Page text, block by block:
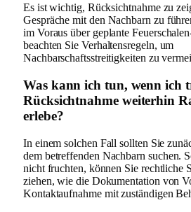
Es ist wichtig, Rücksichtnahme zu
Gespräche mit den Nachbarn zu
im Voraus über geplante
beachten Sie Verhaltensregeln, um
Nachbarschaftsstreitigkeiten zu
Was kann ich tun, wenn ich
Rücksichtnahme weiterhin
erlebe?
In einem solchen Fall sollten Sie
dem betreffenden Nachbarn suchen.
nicht fruchten, können Sie rechtliche
ziehen, wie die Dokumentation von
Kontaktaufnahme mit zuständigen